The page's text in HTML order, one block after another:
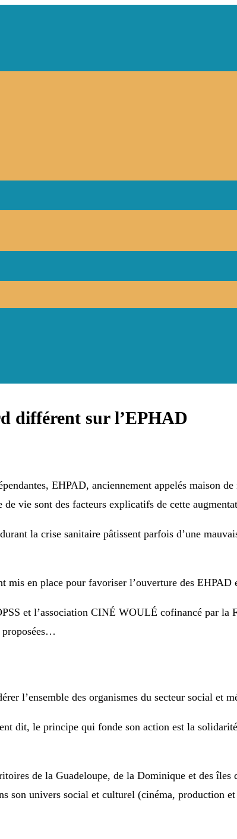
différent sur l’EPHAD
EHPAD, anciennement appelés maison
vie sont des facteurs explicatifs de cette
la crise sanitaire pâtissent parfois d’une
mis en place pour favoriser l’ouverture des EHPAD
et l’association CINÉ WOULÉ cofinancé par
proposées…
l’ensemble des organismes du secteur social et
dit, le principe qui fonde son action est la
de la Guadeloupe, de la Dominique et des
son univers social et culturel (cinéma, production